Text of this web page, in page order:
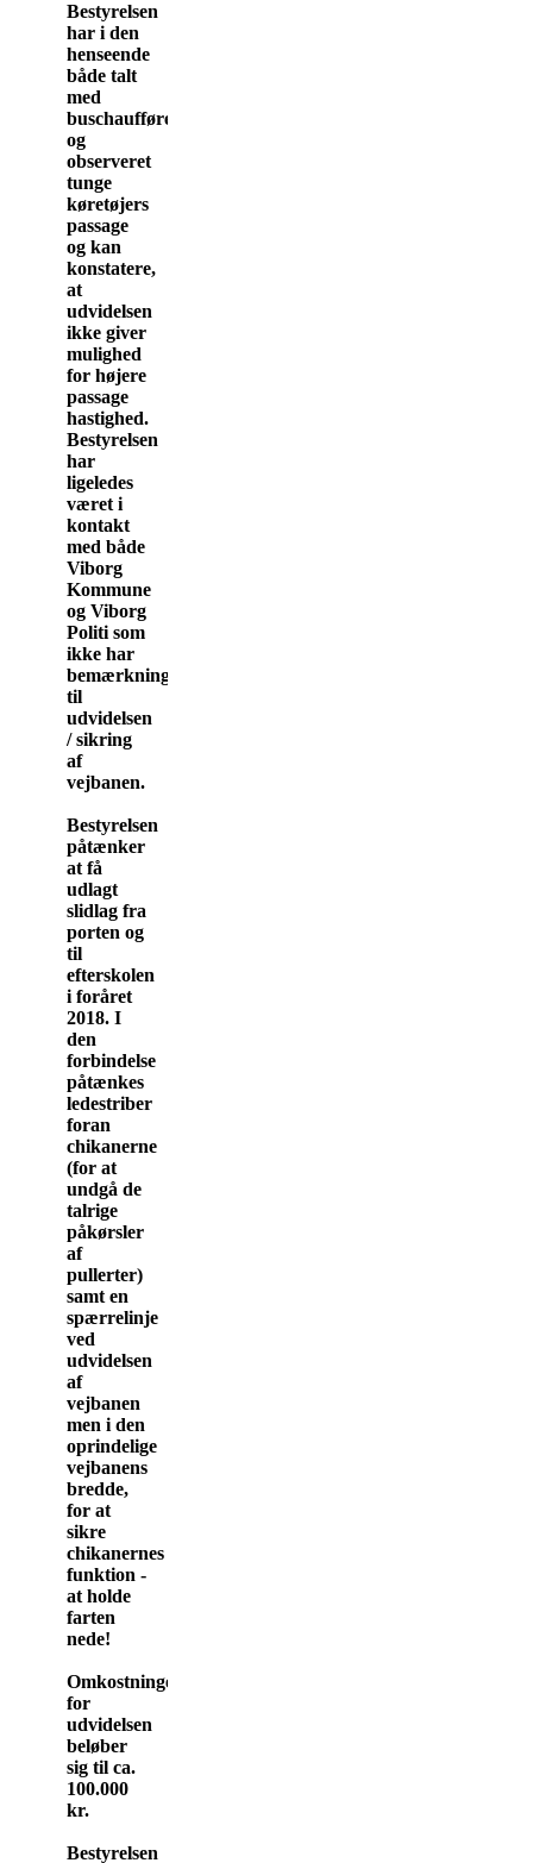
Bestyrelsen
har i den
henseende
både talt
med
buschauffører
og
observeret
tunge
køretøjers
passage
og kan
konstatere,
at
udvidelsen
ikke giver
mulighed
for højere
passage
hastighed.
Bestyrelsen
har
ligeledes
været i
kontakt
med både
Viborg
Kommune
og Viborg
Politi som
ikke har
bemærkninger
til
udvidelsen
/ sikring
af
vejbanen.
Bestyrelsen
påtænker
at få
udlagt
slidlag fra
porten og
til
efterskolen
i foråret
2018. I
den
forbindelse
påtænkes
ledestriber
foran
chikanerne
(for at
undgå de
talrige
påkørsler
af
pullerter)
samt en
spærrelinje
ved
udvidelsen
af
vejbanen
men i den
oprindelige
vejbanens
bredde,
for at
sikre
chikanernes
funktion -
at holde
farten
nede!
Omkostninger
for
udvidelsen
beløber
sig til ca.
100.000
kr.
Bestyrelsen